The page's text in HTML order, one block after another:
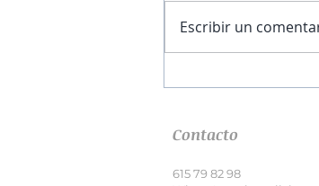
Escribir un
Contacto
615 79 82 98